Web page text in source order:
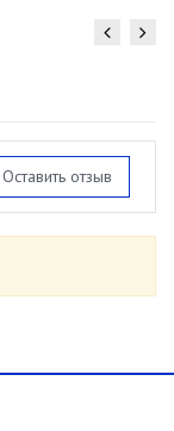
Оставить отзыв